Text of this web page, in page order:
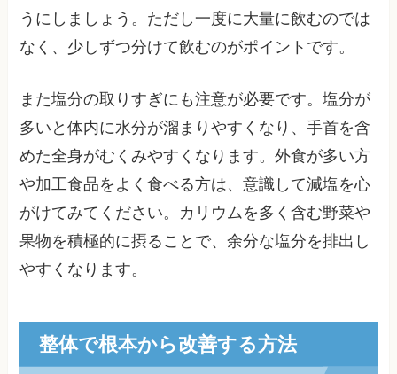
うにしましょう。ただし一度に大量に飲むのでは
なく、少しずつ分けて飲むのがポイントです。
また塩分の取りすぎにも注意が必要です。塩分が
多いと体内に水分が溜まりやすくなり、手首を含
めた全身がむくみやすくなります。外食が多い方
や加工食品をよく食べる方は、意識して減塩を心
がけてみてください。カリウムを多く含む野菜や
果物を積極的に摂ることで、余分な塩分を排出し
やすくなります。
整体で根本から改善する方法